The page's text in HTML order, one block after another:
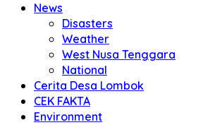
News
Disasters
Weather
West Nusa Tenggara
National
Cerita Desa Lombok
CEK FAKTA
Environment